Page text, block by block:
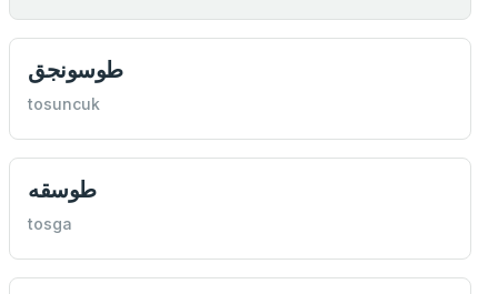
طوسونجق
tosuncuk
طوسقه
tosga